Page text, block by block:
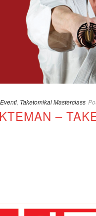
Eventi Taketomikai Masterclass
–